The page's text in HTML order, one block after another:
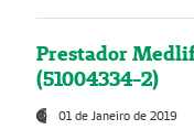
Prestador
(51004334-2)
01 de Janeiro de 2019